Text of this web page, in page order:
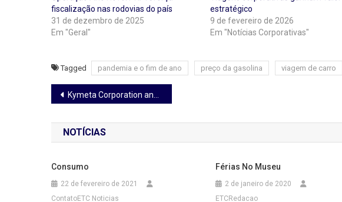
fiscalização nas rodovias do país
31 de dezembro de 2025
Em "Geral"
estratégico
9 de fevereiro de 2026
Em "Notícias Corporativas"
Tagged pandemia e o fim de ano preço da gasolina viagem de carro
Navegação
de
Post
Kymeta Corporation anuncia investimento de capital de US$ 30 milhões pela Hanwha Systems para respaldar conectividade móvel salélite-celular global
NOTÍCIAS
Consumo
22 de fevereiro de 2021
ContatoETC Noticias
Férias No Museu
2 de janeiro de 2020
ETCRedacao